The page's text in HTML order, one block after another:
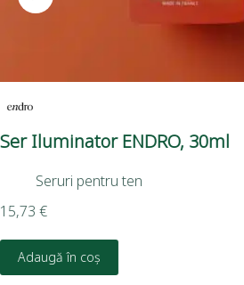
Ser Iluminator ENDRO, 30ml
Seruri pentru ten
15,73 €
Adaugă în coș